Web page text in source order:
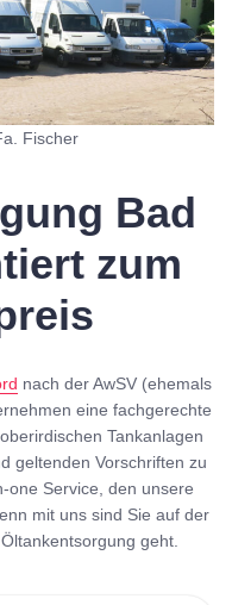
Fischer
Bad
zum
nach der AwSV (ehemals
eine fachgerechte
Tankanlagen
geltenden Vorschriften zu
one Service, den unsere
mit uns sind Sie auf der
geht.